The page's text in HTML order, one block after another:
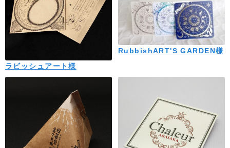
ラビッシュアート様
RubbishART'S GARDEN様